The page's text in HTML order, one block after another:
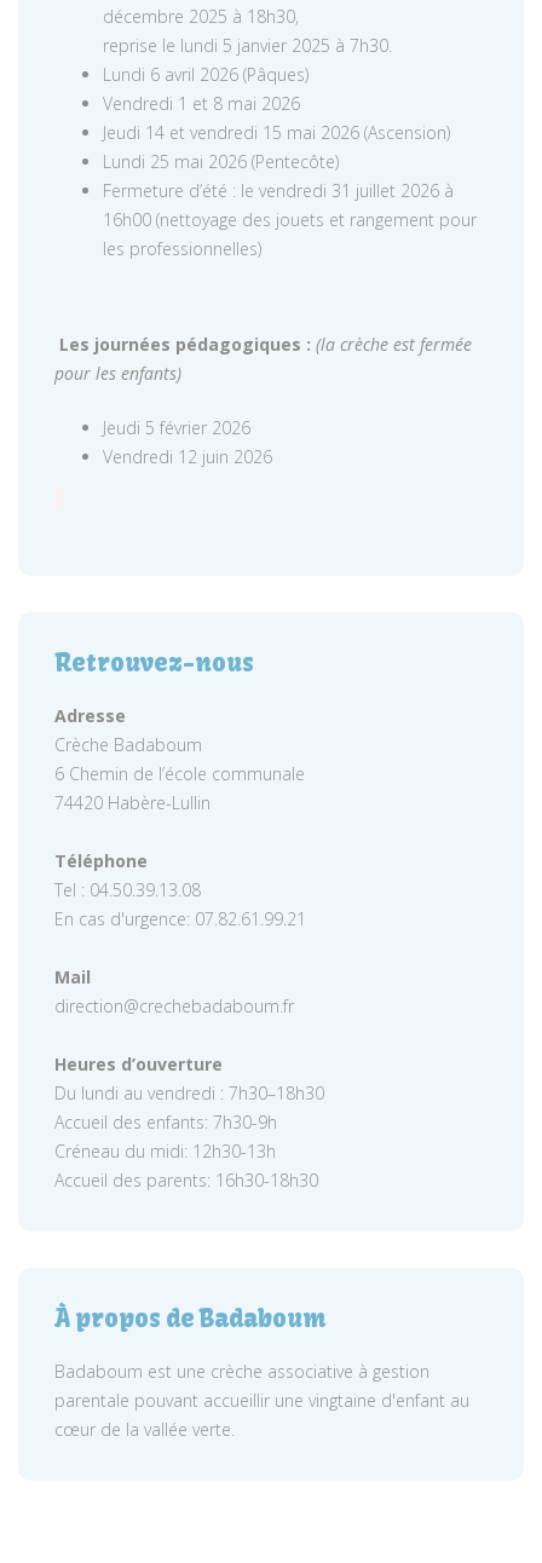
décembre 2025 à 18h30,
reprise le lundi 5 janvier 2025 à 7h30.
Lundi 6 avril 2026 (Pâques)
Vendredi 1 et 8 mai 2026
Jeudi 14 et vendredi 15 mai 2026 (Ascension)
Lundi 25 mai 2026 (Pentecôte)
Fermeture d’été : le vendredi 31 juillet 2026 à
16h00 (nettoyage des jouets et rangement pour
les professionnelles)
Les journées pédagogiques : (la crèche est fermée
pour les enfants)
Jeudi 5 février 2026
Vendredi 12 juin 2026
Retrouvez-nous
Adresse
Crèche Badaboum
6 Chemin de l’école communale
74420 Habère-Lullin
Téléphone
Tel : 04.50.39.13.08
En cas d'urgence: 07.82.61.99.21
Mail
direction@crechebadaboum.fr
Heures d’ouverture
Du lundi au vendredi : 7h30–18h30
Accueil des enfants: 7h30-9h
Créneau du midi: 12h30-13h
Accueil des parents: 16h30-18h30
À propos de Badaboum
Badaboum est une crèche associative à gestion
parentale pouvant accueillir une vingtaine d'enfant au
cœur de la vallée verte.